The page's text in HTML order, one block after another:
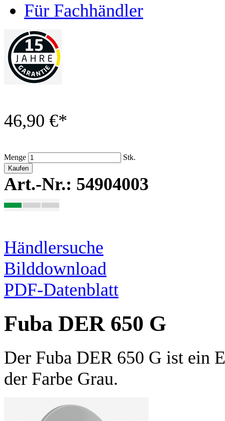
Für Fachhändler
46,90 €*
Menge Stk.
Kaufen
Art.-Nr.: 54904003
Händlersuche
Bilddownload
PDF-Datenblatt
Fuba DER 650 G
Der Fuba DER 650 G ist ein
der Farbe Grau.